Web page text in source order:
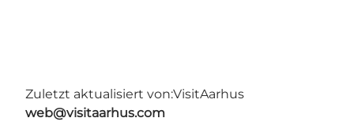
Zuletzt aktualisiert von:VisitAarhus
web@visitaarhus.com